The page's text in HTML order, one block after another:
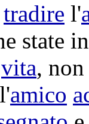
tradire l'
state
vita,
amico